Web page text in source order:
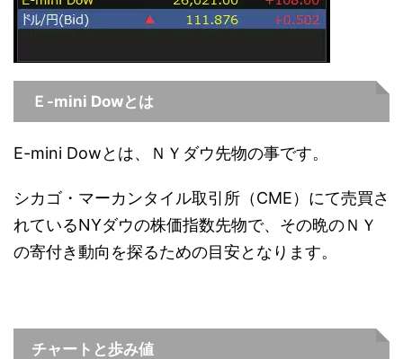
Ｅ-mini Dowとは
E-mini Dowとは、ＮＹダウ先物の事です。
シカゴ・マーカンタイル取引所（CME）にて売買さ
れているNYダウの株価指数先物で、その晩のＮＹ
の寄付き動向を探るための目安となります。
チャートと歩み値